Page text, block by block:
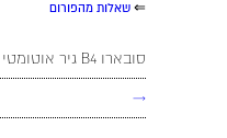
⇐ שאלות מהפורום
סובארו B4 גיר אוטומטי
→